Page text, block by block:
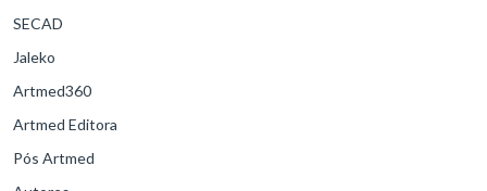
SECAD
Jaleko
Artmed360
Artmed Editora
Pós Artmed